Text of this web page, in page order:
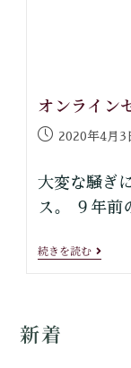
オンライン
2020年4月3
大変な騒ぎ
ス。 ９年
続きを読む
新着